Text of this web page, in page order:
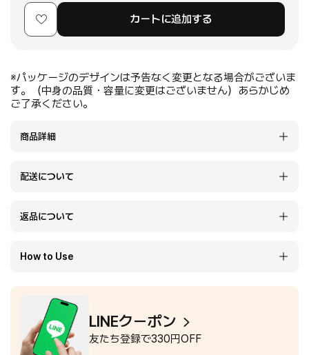
カートに追加する
※パッケージのデザインは予告なく変更となる場合がございま
す。（中身の品質・容量に変更はございません）あらかじめ
ご了承ください。
商品詳細
配送について
返品について
How to Use
LINEクーポン
友たち登録で330円OFF